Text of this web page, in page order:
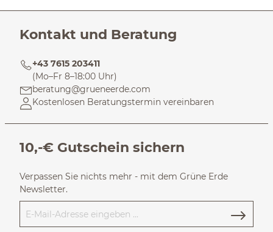
Kontakt und Beratung
+43 7615 203411
(Mo–Fr 8–18:00 Uhr)
beratung@grueneerde.com
Kostenlosen Beratungstermin vereinbaren
10,-€ Gutschein sichern
Verpassen Sie nichts mehr - mit dem Grüne Erde
Newsletter.